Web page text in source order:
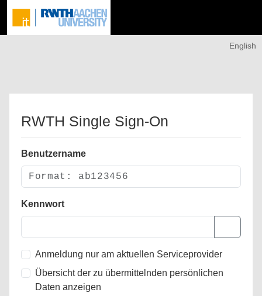
English
RWTH Single Sign-On
Benutzername
Kennwort
Anmeldung nur am aktuellen Serviceprovider
Übersicht der zu übermittelnden persönlichen
Daten anzeigen